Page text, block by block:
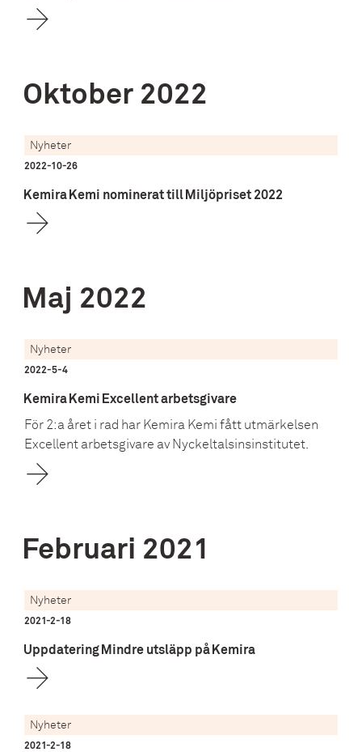
Oktober 2022
Nyheter
2022-10-26
Kemira Kemi nominerat till Miljöpriset 2022
Maj 2022
Nyheter
2022-5-4
Kemira Kemi Excellent arbetsgivare
För 2:a året i rad har Kemira Kemi fått utmärkelsen
Excellent arbetsgivare av Nyckeltalsinsinstitutet.
Februari 2021
Nyheter
2021-2-18
Uppdatering Mindre utsläpp på Kemira
Nyheter
2021-2-18